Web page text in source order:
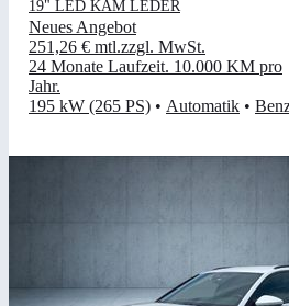
19" LED KAM LEDER
Neues Angebot
251,26 € mtl.zzgl. MwSt.
24 Monate Laufzeit. 10.000 KM pro
Jahr.
195 kW (265 PS) • Automatik •